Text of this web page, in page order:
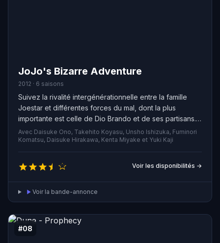
JoJo's Bizarre Adventure
2012 · 6 saisons
Suivez la rivalité intergénérationnelle entre la famille
Joestar et différentes forces du mal, dont la plus
importante est celle de Dio Brando et de ses partisans.
Nouvelle formulation : Découvrez la saga de la famille
Joestar, impliquée dans une lutte séculaire contre des
ennemis acharnés, notamment le redoutable Dio Brando
et ses sbires.
Avec Daisuke Ono, Takehito Koyasu, Unsho Ishizuka, Fuminori
Komatsu, Daisuke Hirakawa, Kenta Miyake et Yuki Kaji
Voir les disponibilités →
Voir la bande-annonce
#08